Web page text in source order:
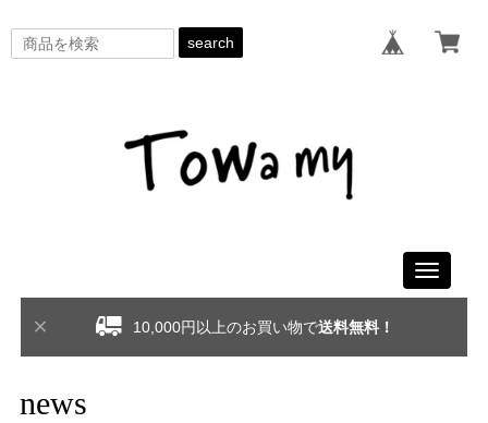
search
Toggle
10,000円以上のお買い物で送料無料！
news